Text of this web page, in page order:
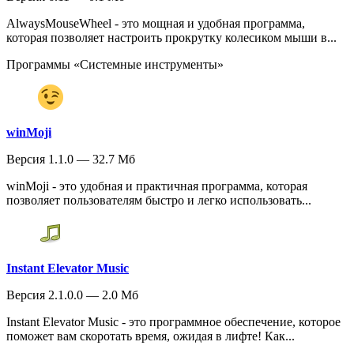
AlwaysMouseWheel - это мощная и удобная программа,
которая позволяет настроить прокрутку колесиком мыши в...
Программы «Системные инструменты»
winMoji
Версия 1.1.0 — 32.7 Мб
winMoji - это удобная и практичная программа, которая
позволяет пользователям быстро и легко использовать...
Instant Elevator Music
Версия 2.1.0.0 — 2.0 Мб
Instant Elevator Music - это программное обеспечение, которое
поможет вам скоротать время, ожидая в лифте! Как...